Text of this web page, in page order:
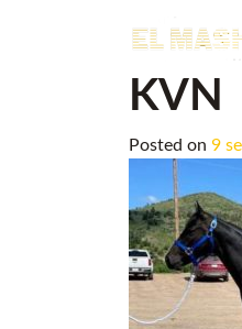
Main
KVN
Posted on 9